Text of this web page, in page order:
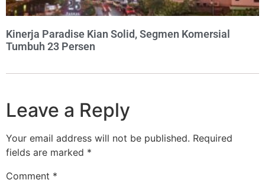
Kinerja Paradise Kian Solid, Segmen Komersial
Tumbuh 23 Persen
Leave a Reply
Your email address will not be published. Required
fields are marked *
Comment *